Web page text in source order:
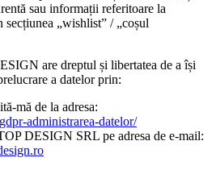
sau informații referitoare la
secțiunea „wishlist” / „coșul
are dreptul și libertatea de a își
a datelor prin:
mă de la adresa:
administrarea-datelor/
DESIGN SRL pe adresa de e-mail: